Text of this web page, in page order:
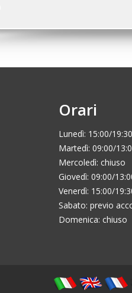
Orari
Lunedì: 15:00/19:30
Martedì: 09:00/
Mercoledì: chiuso
Giovedì: 09:00/
Venerdì: 15:00/
Sabato: previo
Domenica: chiuso